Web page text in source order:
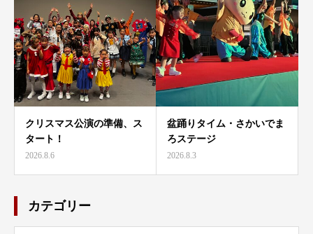
クリスマス公演の準備、ス
タート！
2026.8.6
盆踊りタイム・さかいでま
ろステージ
2026.8.3
カテゴリー